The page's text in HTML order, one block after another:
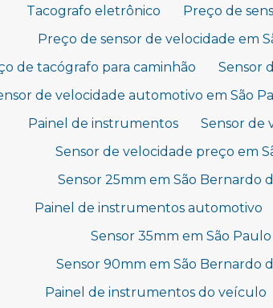
Tacografo eletrônico
Preço de
Preço de sensor de velocidade em
de tacógrafo para caminhão
Sensor
de velocidade automotivo em São
Painel de instrumentos
Sensor de
Sensor de velocidade preço em
Sensor 25mm em São Bernardo
Painel de instrumentos automotivo
Sensor 35mm em São Paulo
Sensor 90mm em São Bernardo
Painel de instrumentos do veículo